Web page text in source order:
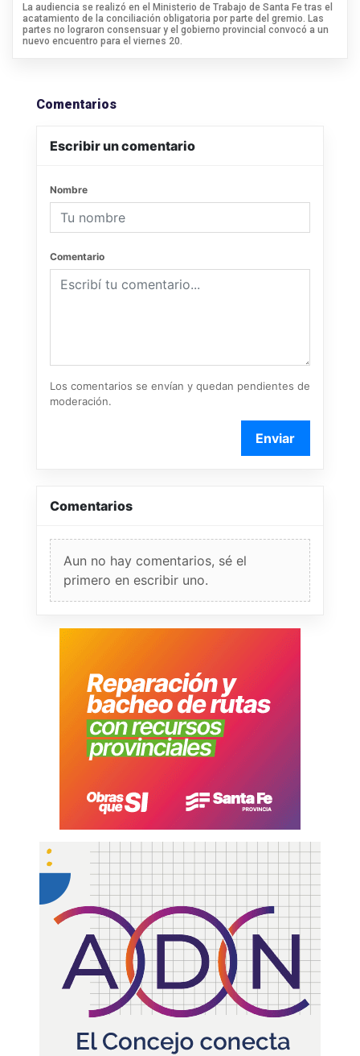
La audiencia se realizó en el Ministerio de Trabajo de Santa Fe tras el
acatamiento de la conciliación obligatoria por parte del gremio. Las
partes no lograron consensuar y el gobierno provincial convocó a un
nuevo encuentro para el viernes 20.
Comentarios
Escribir un comentario
Nombre
Comentario
Los comentarios se envían y quedan pendientes de
moderación.
Enviar
Comentarios
Aun no hay comentarios, sé el
primero en escribir uno.